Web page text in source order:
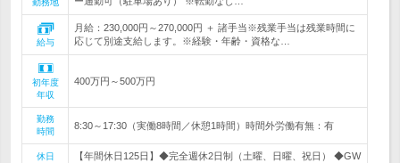
勤務地
給与
月給：230,000円～270,000円 ＋ 諸手当※残業手当は残業時間に
応じて別途支給します。※経験・年齢・資格な…
初年度
年収
400万円～500万円
勤務
時間
8:30～17:30（実働8時間／休憩1時間）時間外労働有無：有
休日
【年間休日125日】◆完全週休2日制（土曜、日曜、祝日） ◆GW